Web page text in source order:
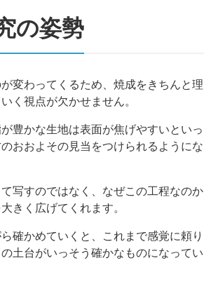
の姿勢
変わってくるため、焼成をきちんと理
く視点が欠かせません。
豊かな生地は表面が焦げやすいといっ
おおよその見当をつけられるようにな
写すのではなく、なぜこの工程なのか
きく広げてくれます。
確かめていくと、これまで感覚に頼り
土台がいっそう確かなものになってい